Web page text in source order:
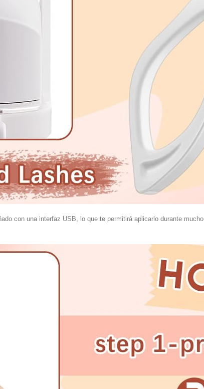
con una interfaz USB, lo que te permitirá aplicarlo durante